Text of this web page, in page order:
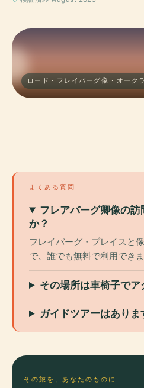
ロード・フレイバーグ像 · オーク
よくある質問
フレアバーグ卿像の
か？
フレイバーグ・プレイスと
で、誰でも無料で利用できま
その場所は車椅子でア
ガイドツアーはありま
その旅を、あなたのものに